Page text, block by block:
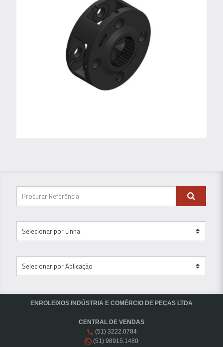
ENROLEIXOS INDÚSTRIA E COMÉRCIO DE PEÇAS LTDA
CENTRAL DE VENDAS
(51) 3222.0784
(51) 98915.1480